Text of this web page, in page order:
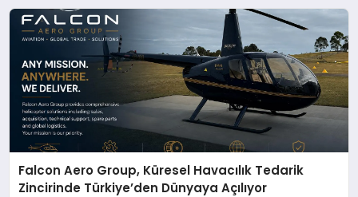
Falcon Aero Group, Küresel Havacılık Tedarik
Zincirinde Türkiye’den Dünyaya Açılıyor